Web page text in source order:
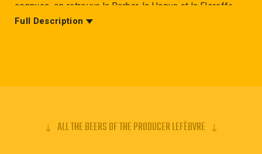
connues, on retrouve la Barbar, la Hopus et la Floreffe.
La Floreffe Triple est une bière blonde forte, avec un taux
Full Description
ALL THE BEERS OF THE PRODUCER LEFÈBVRE